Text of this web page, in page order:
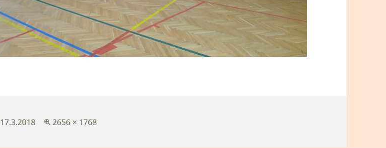
Publikováno:
17.3.2018
Původní
2656 × 1768